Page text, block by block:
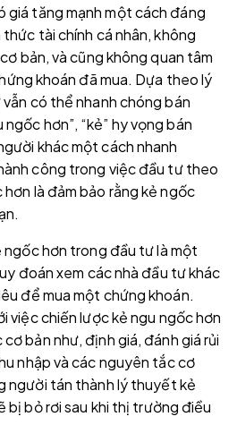
giá tăng mạnh một cách đáng
tài chính cá nhân, không
bản, và cũng không quan tâm
khoán đã mua. Dựa theo lý
có thể nhanh chóng bán
hơn”, “kẻ” hy vọng bán
khác một cách nhanh
công trong việc đầu tư theo
là đảm bảo rằng kẻ ngốc
hơn trong đầu tư là một
đoán xem các nhà đầu tư khác
để mua một chứng khoán.
việc chiến lược kẻ ngu ngốc hơn
bản như, định giá, đánh giá rủi
nhập và các nguyên tắc cơ
người tán thành lý thuyết kẻ
bị bỏ rơi sau khi thị trường điều